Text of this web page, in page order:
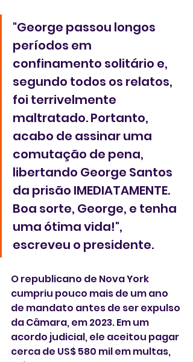
"George passou longos
períodos em
confinamento solitário e,
segundo todos os relatos,
foi terrivelmente
maltratado. Portanto,
acabo de assinar uma
comutação de pena,
libertando George Santos
da prisão IMEDIATAMENTE.
Boa sorte, George, e tenha
uma ótima vida!",
escreveu o presidente.
O republicano de Nova York
cumpriu pouco mais de um ano
de mandato antes de ser expulso
da Câmara, em 2023. Em um
acordo judicial, ele aceitou pagar
cerca de US$ 580 mil em multas,